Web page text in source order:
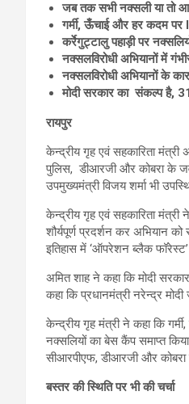
जब तक सभी नक्सली या तो
गर्मी, ऊँचाई और हर कदम पर
कर्रेगुट्टालु पहाड़ी पर
नक्सलविरोधी अभियानों में
नक्सलविरोधी अभियानों के
मोदी सरकार का संकल्प है,
रायपुर
केन्द्रीय गृह एवं सहकारिता
पुलिस, डीआरजी और कोबरा के
उपमुख्यमंत्री विजय शर्मा भी
केन्द्रीय गृह एवं सहकारिता
शौर्यपूर्ण प्रदर्शन कर अभियान
इतिहास में ‘ऑपरेशन ब्लैक
अमित शाह ने कहा कि मोदी
कहा कि प्रधानमंत्री नरेन्द्र
केन्द्रीय गृह मंत्री ने कहा कि
नक्सलियों का बेस कैंप समाप्त
सीआरपीएफ, डीआरजी और
बस्तर की स्थिति पर भी की चर्चा